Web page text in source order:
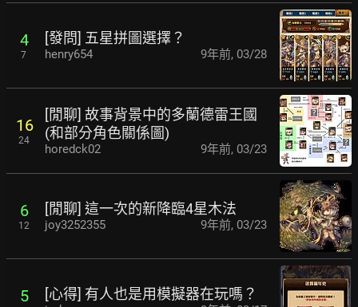
4
7
[發問] 五星拼圖選擇？
henry654 9年前, 03/28
16
24
[閒聊] 故事背景中的多蘭德雷王國
(和部分角色關係圖)
horedck02 9年前, 03/23
6
12
[閒聊] 這一次的新降臨4星木法
joy3252355 9年前, 03/23
5 [心得] 有人也是用模擬器在玩嗎？